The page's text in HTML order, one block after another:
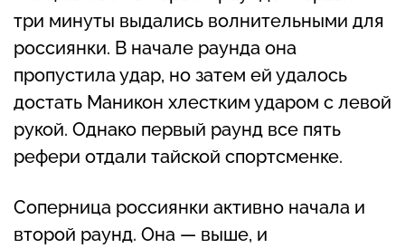
три минуты выдались волнительными для
россиянки. В начале раунда она
пропустила удар, но затем ей удалось
достать Маникон хлестким ударом с левой
рукой. Однако первый раунд все пять
рефери отдали тайской спортсменке.
Соперница россиянки активно начала и
второй раунд. Она — выше, и